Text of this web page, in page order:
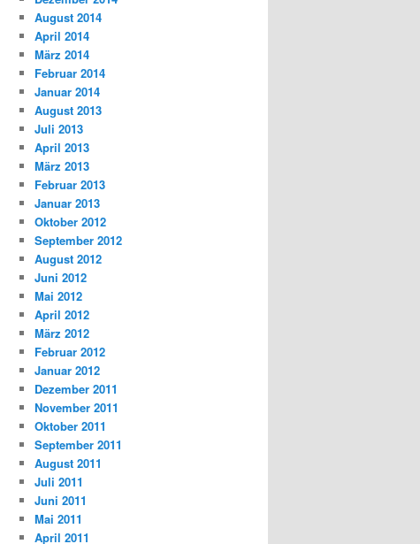
August 2014
April 2014
März 2014
Februar 2014
Januar 2014
August 2013
Juli 2013
April 2013
März 2013
Februar 2013
Januar 2013
Oktober 2012
September 2012
August 2012
Juni 2012
Mai 2012
April 2012
März 2012
Februar 2012
Januar 2012
Dezember 2011
November 2011
Oktober 2011
September 2011
August 2011
Juli 2011
Juni 2011
Mai 2011
April 2011